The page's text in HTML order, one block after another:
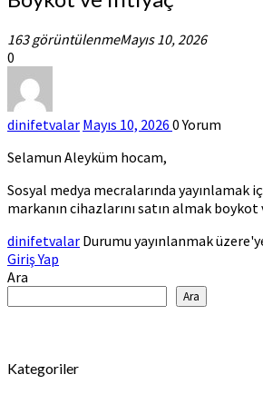
ve
ihtiyaç
163 görüntülenmeMayıs 10, 2026
0
dinifetvalar Mayıs 10, 2026 0Yorum
Selamun Aleyküm hocam,
Sosyal medya mecralarında
markanın cihazlarını satın almak
dinifetvalar Durumu yayınlanmak
Giriş Yap
Ara
Ara
Kategoriler